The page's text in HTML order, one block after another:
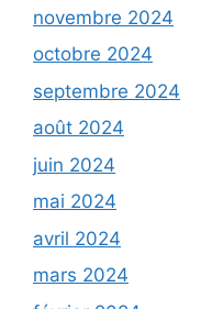
novembre 2024
octobre 2024
septembre 2024
août 2024
juin 2024
mai 2024
avril 2024
mars 2024